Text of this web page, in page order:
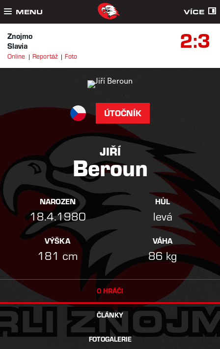
MENU VÍCE
Znojmo
Slavia
2:3
Online Reportáž Foto
ÚTOČNÍK
JIŘÍ
Beroun
NAROZEN
18.4.1980
HŮL
levá
VÝŠKA
181 cm
VÁHA
86 kg
O HRÁČI
ČLÁNKY
FOTOGALERIE